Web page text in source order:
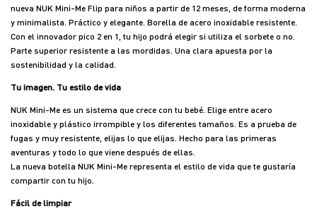
nueva NUK Mini-Me Flip para niños a partir de 12 meses, de forma moderna
y minimalista. Práctico y elegante. Borella de acero inoxidable resistente.
Con el innovador pico 2 en 1, tu hijo podrá elegir si utiliza el sorbete o no.
Parte superior resistente a las mordidas. Una clara apuesta por la
sostenibilidad y la calidad.
Tu imagen. Tu estilo de vida
NUK Mini-Me es un sistema que crece con tu bebé. Elige entre acero
inoxidable y plástico irrompible y los diferentes tamaños. Es a prueba de
fugas y muy resistente, elijas lo que elijas. Hecho para las primeras
aventuras y todo lo que viene después de ellas.
La nueva botella NUK Mini-Me representa el estilo de vida que te gustaría
compartir con tu hijo.
Fácil de limpiar